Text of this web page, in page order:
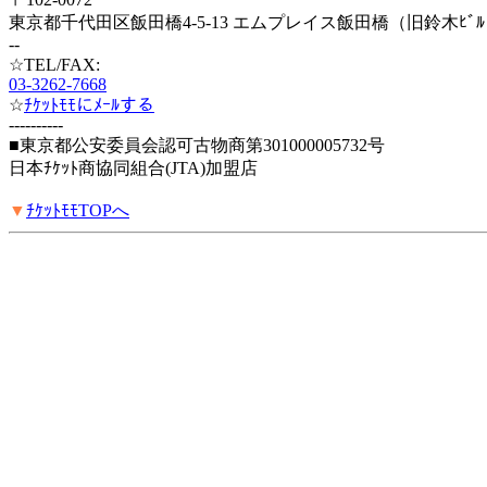
東京都千代田区飯田橋4-5-13 エムプレイス飯田橋（旧鈴木ﾋﾞ
--
☆TEL/FAX:
03-3262-7668
☆ﾁｹｯﾄﾓﾓにﾒｰﾙする
----------
■東京都公安委員会認可古物商第301000005732号
日本ﾁｹｯﾄ商協同組合(JTA)加盟店
▼ﾁｹｯﾄﾓﾓTOPへ